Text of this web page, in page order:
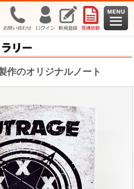
作のオリジナルノート